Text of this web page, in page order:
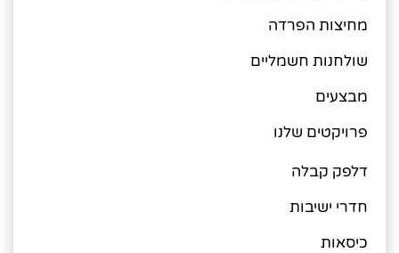
מחיצות הפרדה
שולחנות חשמליים
מבצעים
פרויקטים שלנו
דלפק קבלה
חדרי ישיבות
כיסאות